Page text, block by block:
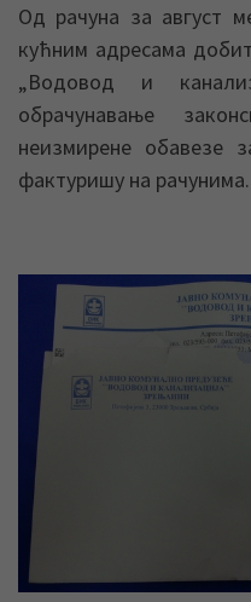
Од рачуна за август
кућним адресама
„Водовод и
обрачунавање
неизмирене обавезе
фактуришу на рачунима.